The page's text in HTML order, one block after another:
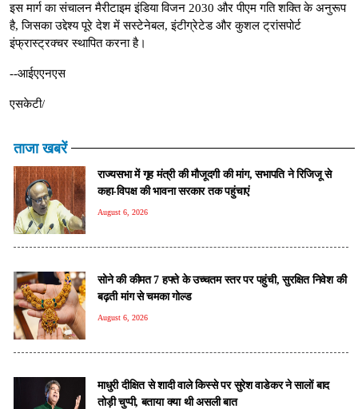
इस मार्ग का संचालन मैरीटाइम इंडिया विजन 2030 और पीएम गति शक्ति के अनुरूप
है, जिसका उद्देश्य पूरे देश में सस्टेनेबल, इंटीग्रेटेड और कुशल ट्रांसपोर्ट
इंफ्रास्ट्रक्चर स्थापित करना है।
--आईएएनएस
एसकेटी/
ताजा खबरें
राज्यसभा में गृह मंत्री की मौजूदगी की मांग, सभापति ने रिजिजू से
कहा-विपक्ष की भावना सरकार तक पहुंचाएं
August 6, 2026
सोने की कीमत 7 हफ्ते के उच्चतम स्तर पर पहुंची, सुरक्षित निवेश की
बढ़ती मांग से चमका गोल्ड
August 6, 2026
माधुरी दीक्षित से शादी वाले किस्से पर सुरेश वाडेकर ने सालों बाद
तोड़ी चुप्पी, बताया क्या थी असली बात